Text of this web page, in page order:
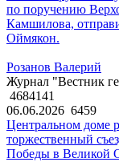
по поручению
Камшилова,
Оймякон.
Розанов Валерий
Журнал "Вестник
4684141
06.06.2026 6459
Центральном доме
торжественный
Победы в Великой